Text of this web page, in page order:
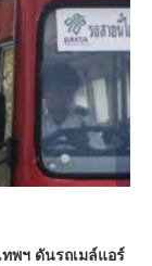
พฯ ดันรถเมล์แอร์